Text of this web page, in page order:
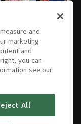
07/15/2026
07/08/202607/07/2026
and
marketing
and
you can
see our
All